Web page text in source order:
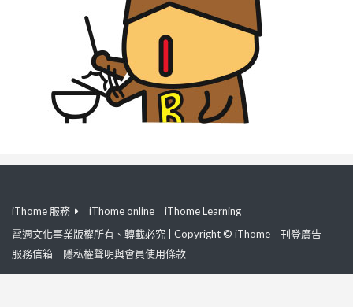
iThome 服務 iThome online
iThome Learning
電週文化事業版權所有、轉載必究 | Copyright © iThome
刊登廣告
服務信箱
隱私權聲明與會員使用條款